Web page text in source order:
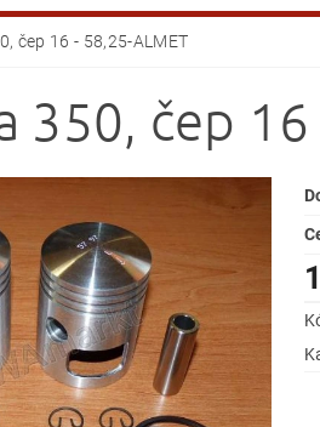
OBJEDNÁVKA
čep 16 - 58,25-ALMET
350, čep